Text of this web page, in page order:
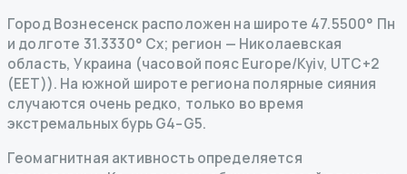
Город Вознесенск расположен на широте 47.5500° Пн
и долготе 31.3330° Сх; регион — Николаевская
область, Украина (часовой пояс Europe/Kyiv, UTC+2
(EET)). На южной широте региона полярные сияния
случаются очень редко, только во время
экстремальных бурь G4–G5.
Геомагнитная активность определяется